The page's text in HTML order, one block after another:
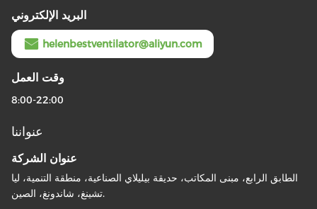
البريد الإلكتروني
helenbestventilator@aliyun.com
وقت العمل
8:00-22:00
عنواننا
عنوان الشركة
الطابق الرابع، مبنى المكاتب، حديقة بيليلاي الصناعية، منطقة التنمية، ليا
تشينغ، شاندونغ، الصين.